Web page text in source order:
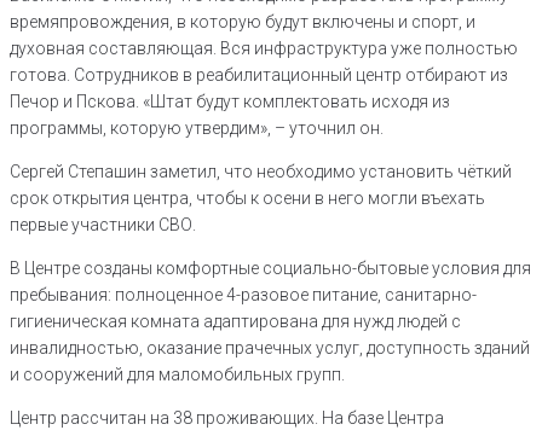
времяпровождения, в которую будут включены и спорт, и
духовная составляющая. Вся инфраструктура уже полностью
готова. Сотрудников в реабилитационный центр отбирают из
Печор и Пскова. «Штат будут комплектовать исходя из
программы, которую утвердим», – уточнил он.
Сергей Степашин заметил, что необходимо установить чёткий
срок открытия центра, чтобы к осени в него могли въехать
первые участники СВО.
В Центре созданы комфортные социально-бытовые условия для
пребывания: полноценное 4-разовое питание, санитарно-
гигиеническая комната адаптирована для нужд людей с
инвалидностью, оказание прачечных услуг, доступность зданий
и сооружений для маломобильных групп.
Центр рассчитан на 38 проживающих. На базе Центра